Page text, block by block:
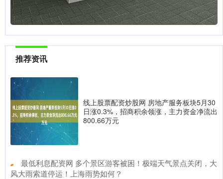
推荐资讯
线上股票配资炒股网 房地产服务板块5月30
日涨0.3%，招商积余领涨，主力资金净流出
800.66万元
​最低利息配资网 多个景区游客被困！极端天气景点关闭，大
风大雨索道停运！上海雨势如何？